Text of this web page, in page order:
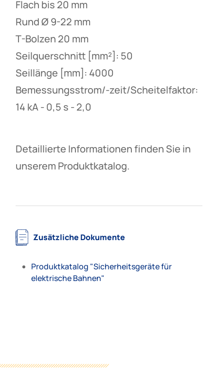
Flach bis 20 mm
Rund Ø 9-22 mm
T-Bolzen 20 mm
Seilquerschnitt [mm²]: 50
Seillänge [mm]: 4000
Bemessungsstrom/-zeit/Scheitelfaktor:
14 kA - 0,5 s - 2,0
Detaillierte Informationen finden Sie in
unserem Produktkatalog.
Zusätzliche Dokumente
Produktkatalog "Sicherheitsgeräte für
elektrische Bahnen"